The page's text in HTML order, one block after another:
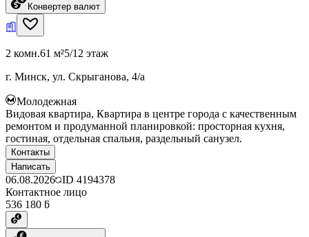
Конвертер валют
2 комн.61 м²5/12 этаж
г. Минск, ул. Скрыганова, 4/а
Молодежная
Видовая квартира, Квартира в центре города с качественным
ремонтом и продуманной планировкой: просторная кухня,
гостиная, отдельная спальня, раздельный санузел.
Контакты
Написать
06.08.2026 ID 4194378
Контактное лицо
536 180 ƃ